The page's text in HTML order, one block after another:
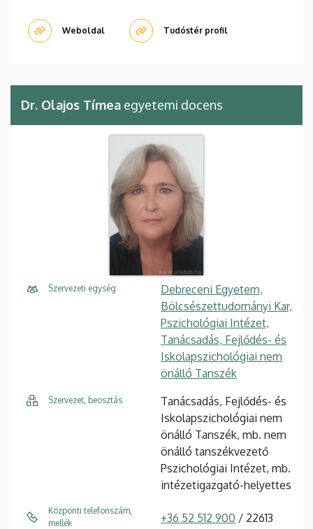
Weboldal Tudóstér profil
Dr. Olajos Tímea egyetemi docens
Szervezeti egység
Debreceni Egyetem,
Bölcsészettudományi Kar,
Pszichológiai Intézet,
Tanácsadás, Fejlődés- és
Iskolapszichológiai nem
önálló Tanszék
Szervezet, beosztás
Tanácsadás, Fejlődés- és
Iskolapszichológiai nem
önálló Tanszék, mb. nem
önálló tanszékvezető
Pszichológiai Intézet, mb.
intézetigazgató-helyettes
Központi telefonszám,
mellék
+36 52 512 900 / 22613